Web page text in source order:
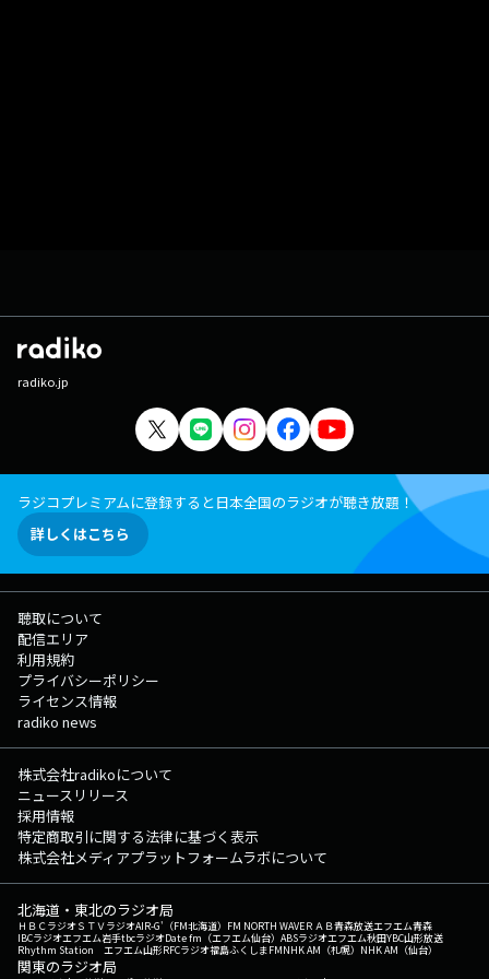
radiko.jp
ラジコプレミアムに登録すると日本全国のラジオが聴き放題！
詳しくはこちら
聴取について
配信エリア
利用規約
プライバシーポリシー
ライセンス情報
radiko news
株式会社radikoについて
ニュースリリース
採用情報
特定商取引に関する法律に基づく表示
株式会社メディアプラットフォームラボについて
北海道・東北のラジオ局
ＨＢＣラジオＳＴＶラジオAIR-G'（FM北海道） FM NORTH WAVEＲＡＢ青森放送エフエム青森
IBCラジオエフエム岩手tbcラジオDate fm（エフエム仙台） ABSラジオエフエム秋田YBC山形放送
Rhythm Station エフエム山形RFCラジオ福島ふくしまFMNHK AM（札幌） NHK AM（仙台）
関東のラジオ局